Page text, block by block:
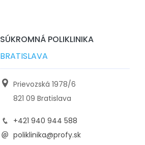
SÚKROMNÁ POLIKLINIKA
BRATISLAVA
Prievozská 1978/6
821 09 Bratislava
+421 940 944 588
poliklinika@profy.sk